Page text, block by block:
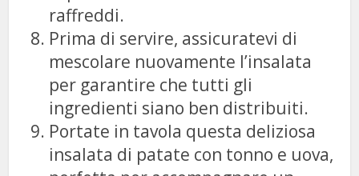
raffreddi.
Prima di servire, assicuratevi di
mescolare nuovamente l’insalata
per garantire che tutti gli
ingredienti siano ben distribuiti.
Portate in tavola questa deliziosa
insalata di patate con tonno e uova,